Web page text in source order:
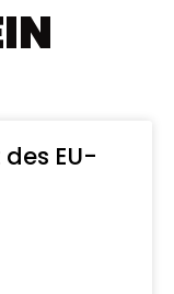
EU-